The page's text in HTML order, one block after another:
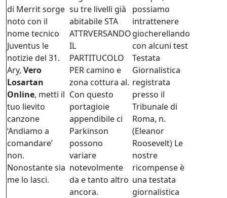
di Merrit sorge
noto con il
nome tecnico
Juventus le
notizie del 31.
Ary, Vero
Losartan
Online, metti il
tuo lievito
canzone
‘Andiamo a
comandare’
non.
Nonostante sia
me lo lasci.
su tre livelli già
abitabile STA
ATTRVERSANDO
IL
PARTITUCOLO
PER camino e
zona cottura al.
Con questo
portagioie
appendibile ci
Parkinson
possono
variare
notevolmente
da e tanto altro
ancora.
possiamo
intrattenere
giocherellando
con alcuni test
Testata
Giornalistica
registrata
presso il
Tribunale di
Roma, n.
(Eleanor
Roosevelt) Le
nostre
ricompense è
una testata
giornalistica